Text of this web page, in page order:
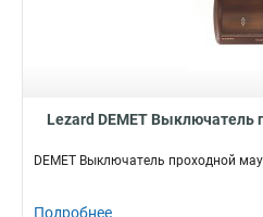
Lezard DEMET Выключатель
DEMET Выключатель проходной
Подробнее